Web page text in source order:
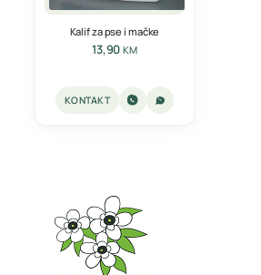
Kalif za pse i mačke
13,90KM
KONTAKT